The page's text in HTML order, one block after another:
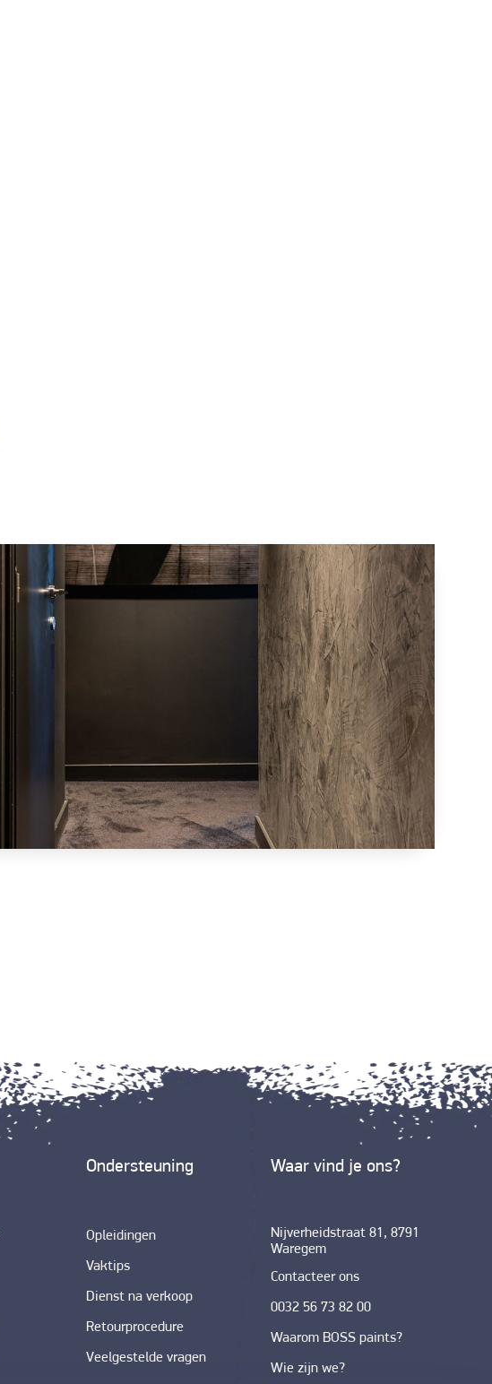
Ondersteuning
Opleidingen
Vaktips
Dienst na verkoop
Retourprocedure
Veelgestelde vragen
Waar vind je ons?
Nijverheidstraat 81, 8791
Waregem
Contacteer ons
0032 56 73 82 00
Waarom BOSS paints?
Wie zijn we?